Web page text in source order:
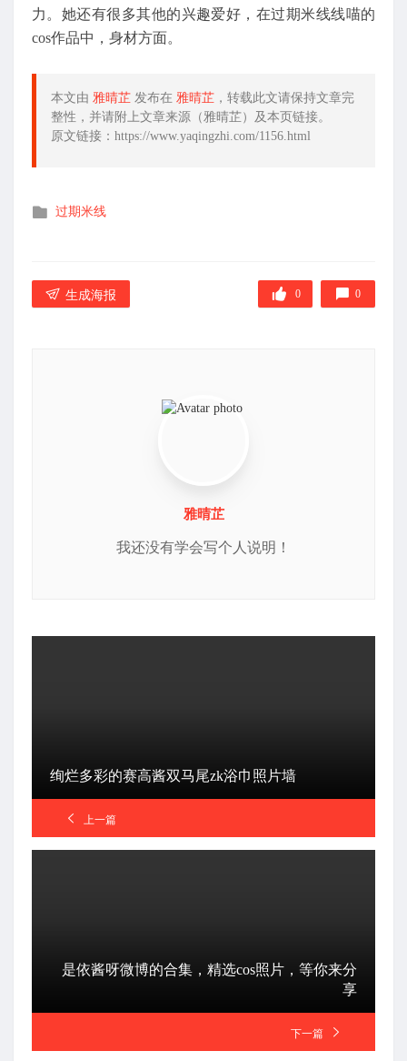
力。她还有很多其他的兴趣爱好，在过期米线线喵的
cos作品中，身材方面。
本文由 雅晴芷 发布在 雅晴芷 ，转载此文请保持文章完
整性，并请附上文章来源（雅晴芷）及本页链接。
原文链接：https://www.yaqingzhi.com/1156.html
发
过期米线
生成海报 0 0
雅晴芷
我还没有学会写个人说明！
绚烂多彩的赛高酱双马尾zk浴巾照片墙
上一篇
是依酱呀微博的合集，精选cos照片，等你来分
享
下一篇